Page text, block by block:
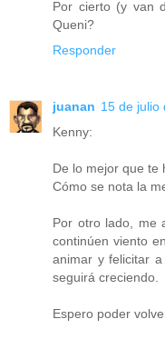
Por cierto (y van
Queni?
Responder
juanan 15 de julio
Kenny:
De lo mejor que te
Cómo se nota la
Por otro lado, me
continúen viento
animar y felicitar
seguirá creciendo.
Espero poder